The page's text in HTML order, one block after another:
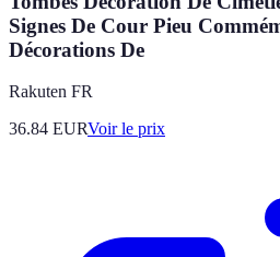
Signes De Cour Pieu
Décorations De
Rakuten FR
36.84 EURVoir le prix